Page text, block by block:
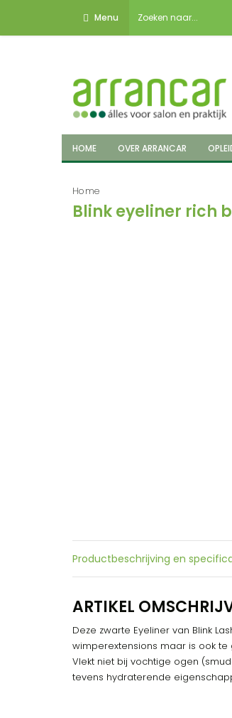
Menu
HOME OVER ARRANCAR
Home
Blink eyeliner rich
Productbeschrijving en
ARTIKEL
Deze zwarte Eyeliner van Blink
wimperextensions maar is ook
Vlekt niet bij vochtige ogen
tevens hydraterende